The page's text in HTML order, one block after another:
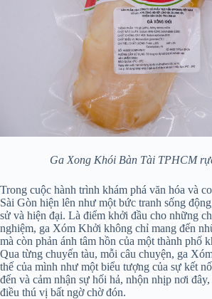
Ga Xong Khói Bàn Tài TPHCM
Trong cuộc hành trình khám phá văn hóa và
Sài Gòn hiện lên như một bức tranh sống
sử và hiện đại. Là điểm khởi đầu cho những
nghiệm, ga Xóm Khởi không chỉ mang đến
mà còn phản ánh tâm hồn của một thành phố
Qua từng chuyến tàu, mỗi câu chuyện, ga
thế của mình như một biểu tượng của sự kết
đến và cảm nhận sự hối hả, nhộn nhịp nơi
điều thú vị bất ngờ chờ đón.